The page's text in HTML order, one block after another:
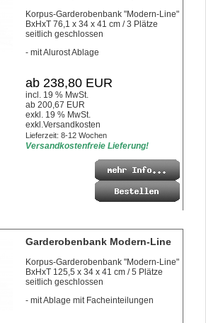
Korpus-Garderobenbank "Modern-Line"
BxHxT 76,1 x 34 x 41 cm / 3 Plätze
seitlich geschlossen
- mit Alurost Ablage
ab 238,80 EUR
incl. 19 % MwSt.
ab 200,67 EUR
exkl. 19 % MwSt.
exkl.Versandkosten
Lieferzeit: 8-12 Wochen
Versandkostenfreie Lieferung!
Garderobenbank Modern-Line
Korpus-Garderobenbank "Modern-Line"
BxHxT 125,5 x 34 x 41 cm / 5 Plätze
seitlich geschlossen
- mit Ablage mit Facheinteilungen